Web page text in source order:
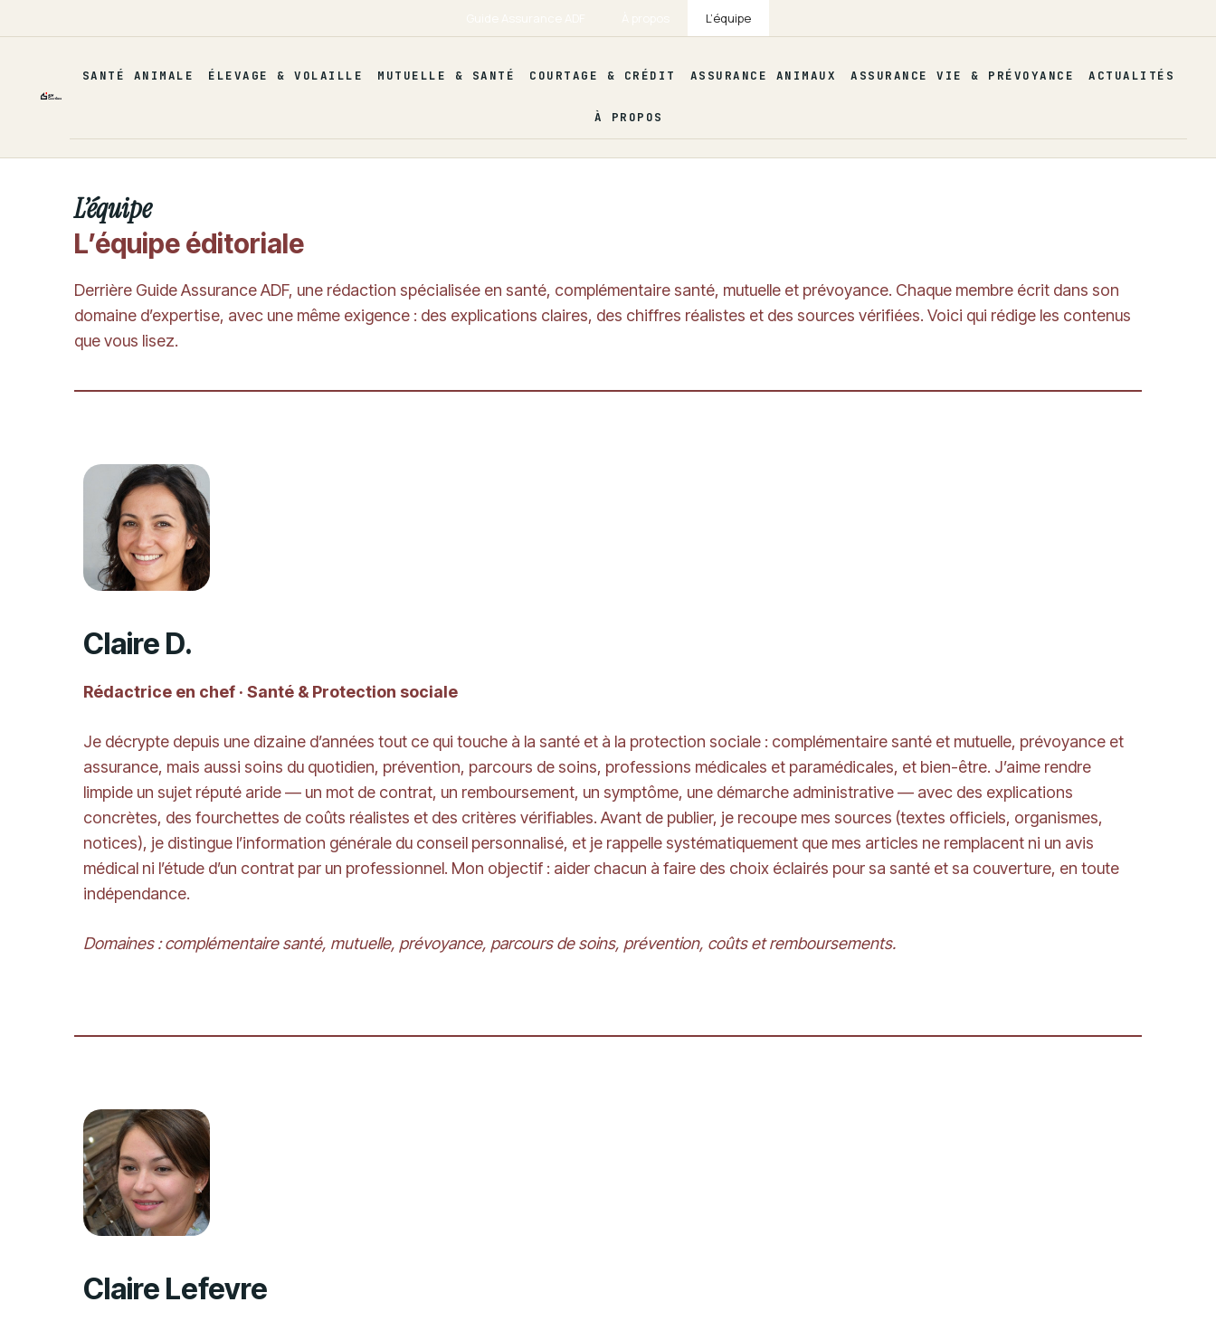
au
L’équipe
SANTÉ ANIMALE ÉLEVAGE & VOLAILLE MUTUELLE & SANTÉ COURTAGE & CRÉDIT ASSURANCE ANIMAUX ASSURANCE VIE & PRÉVOYANCE ACTUALITÉS
À PROPOS
L’équipe
L’équipe éditoriale
Derrière Guide Assurance ADF, une rédaction spécialisée en santé, complémentaire santé, mutuelle et prévoyance. Chaque membre écrit dans son
domaine d’expertise, avec une même exigence : des explications claires, des chiffres réalistes et des sources vérifiées. Voici qui rédige les contenus
que vous lisez.
Claire D.
Rédactrice en chef · Santé & Protection sociale
Je décrypte depuis une dizaine d’années tout ce qui touche à la santé et à la protection sociale : complémentaire santé et mutuelle, prévoyance et
assurance, mais aussi soins du quotidien, prévention, parcours de soins, professions médicales et paramédicales, et bien-être. J’aime rendre
limpide un sujet réputé aride — un mot de contrat, un remboursement, un symptôme, une démarche administrative — avec des explications
concrètes, des fourchettes de coûts réalistes et des critères vérifiables. Avant de publier, je recoupe mes sources (textes officiels, organismes,
notices), je distingue l’information générale du conseil personnalisé, et je rappelle systématiquement que mes articles ne remplacent ni un avis
médical ni l’étude d’un contrat par un professionnel. Mon objectif : aider chacun à faire des choix éclairés pour sa santé et sa couverture, en toute
indépendance.
Domaines : complémentaire santé, mutuelle, prévoyance, parcours de soins, prévention, coûts et remboursements.
Claire Lefevre